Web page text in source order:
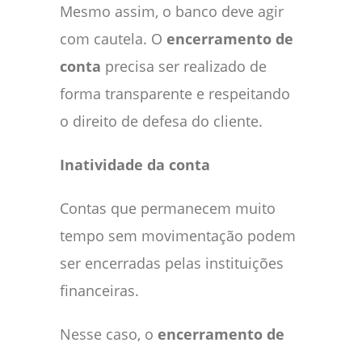
Mesmo assim, o banco deve agir
com cautela. O encerramento de
conta precisa ser realizado de
forma transparente e respeitando
o direito de defesa do cliente.
Inatividade da conta
Contas que permanecem muito
tempo sem movimentação podem
ser encerradas pelas instituições
financeiras.
Nesse caso, o encerramento de